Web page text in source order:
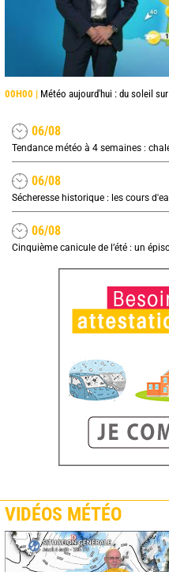
00H00 | Météo aujourd'hui : du soleil sur
06/08
Tendance météo à 4 semaines :
06/08
Sécheresse historique : les cours
06/08
VIDÉOS MÉTÉO